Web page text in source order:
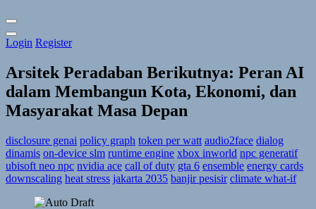
Toggle
Theme
Login Register
Arsitek Peradaban Berikutnya: Peran AI
dalam Membangun Kota, Ekonomi, dan
Masyarakat Masa Depan
disclosure genai policy graph token per watt audio2face dialog
dinamis on-device slm runtime engine xbox inworld npc generatif
ubisoft neo npc nvidia ace call of duty gta 6 ensemble energy cards
downscaling heat stress jakarta 2035 banjir pesisir climate what-if